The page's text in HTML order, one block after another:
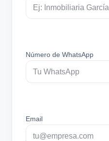
Número de WhatsApp
Email